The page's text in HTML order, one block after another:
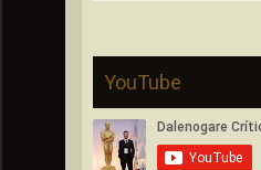
YouTube